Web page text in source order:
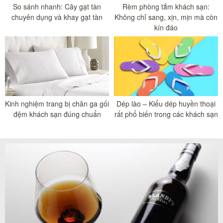
So sánh nhanh: Cây gạt tàn
chuyên dụng và khay gạt tàn
Rèm phòng tắm khách sạn:
Không chỉ sang, xịn, mịn mà còn
kín đáo
Kinh nghiệm trang bị chăn ga gối
đệm khách sạn đúng chuẩn
Dép lào – Kiểu dép huyền thoại
rất phổ biến trong các khách sạn